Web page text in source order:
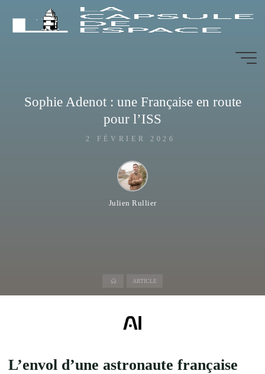
Sophie Adenot : une Française en route
pour l’ISS
2 FÉVRIER 2026
Julien Rullier
AccueilARTICLE
L’envol d’une astronaute française